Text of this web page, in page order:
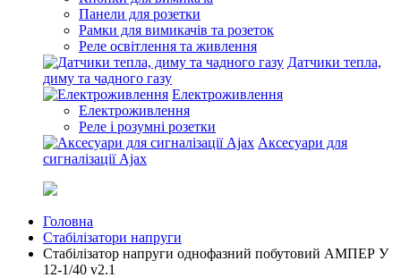
Панели для розетки
Рамки для вимикачів та розеток
Реле освітлення та живлення
Датчики тепла,
диму та чадного газу
Електроживлення
Електроживлення
Реле і розумні розетки
Аксесуари для
сигналізації Ajax
Головна
Стабілізатори напруги
Стабілізатор напруги однофазний побутовий АМПЕР У
12-1/40 v2.1